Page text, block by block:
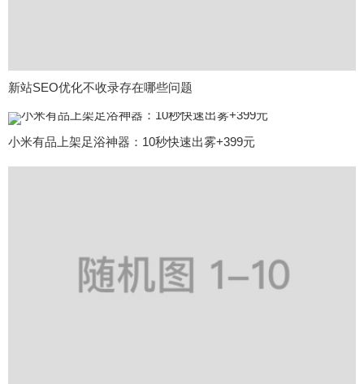
新站SEO优化不收录存在哪些问题
小米有品上架足浴神器：10秒快速出雾+399元